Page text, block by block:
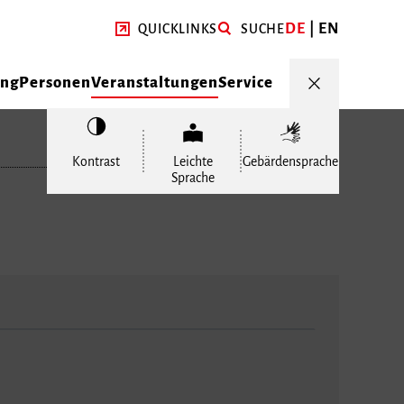
QUICKLINKS SUCHEDE EN
PersonenVeranstaltungenService
Kontrast
Leichte
Sprache
Gebärdensprache